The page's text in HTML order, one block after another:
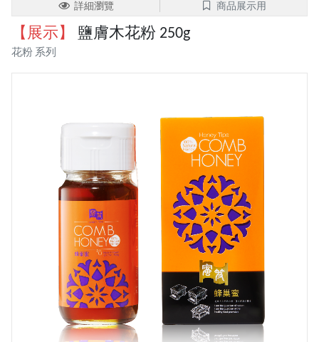
詳細瀏覽 商品展示用
【展示】 鹽膚木花粉 250g
花粉 系列